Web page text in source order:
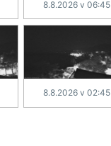
8.8.2026 v 06:45
8.8.2026 v 02:45